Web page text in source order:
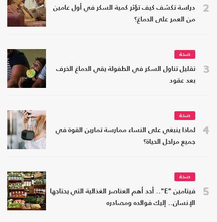
2
دراسة تكشف كيف تؤثر كمية السكر في أول عامين
من العمر على الدماغ؟
3
صحة
تقليل تناول السكر في الطفولة يقي الدماغ الخرف
بعد عقود
4
صحة
لماذا ينبغي على النساء ممارسة تمارين القوة في
جميع مراحل الحياة؟
5
صحة
فيتامين "E".. أحد أهم العناصر الغذائية التي يحتاجها
الإنسان.. إليك فوائده ومصادره